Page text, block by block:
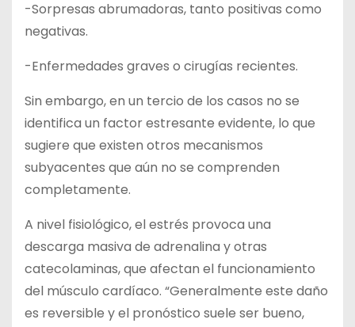
-Sorpresas abrumadoras, tanto positivas como
negativas.
-Enfermedades graves o cirugías recientes.
Sin embargo, en un tercio de los casos no se
identifica un factor estresante evidente, lo que
sugiere que existen otros mecanismos
subyacentes que aún no se comprenden
completamente.
A nivel fisiológico, el estrés provoca una
descarga masiva de adrenalina y otras
catecolaminas, que afectan el funcionamiento
del músculo cardíaco. “Generalmente este daño
es reversible y el pronóstico suele ser bueno,